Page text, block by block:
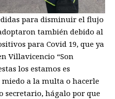
para disminuir el flujo
también debido al
para Covid 19, que ya
Villavicencio “Son
los estamos es
a la multa o hacerle
secretario, hágalo por que